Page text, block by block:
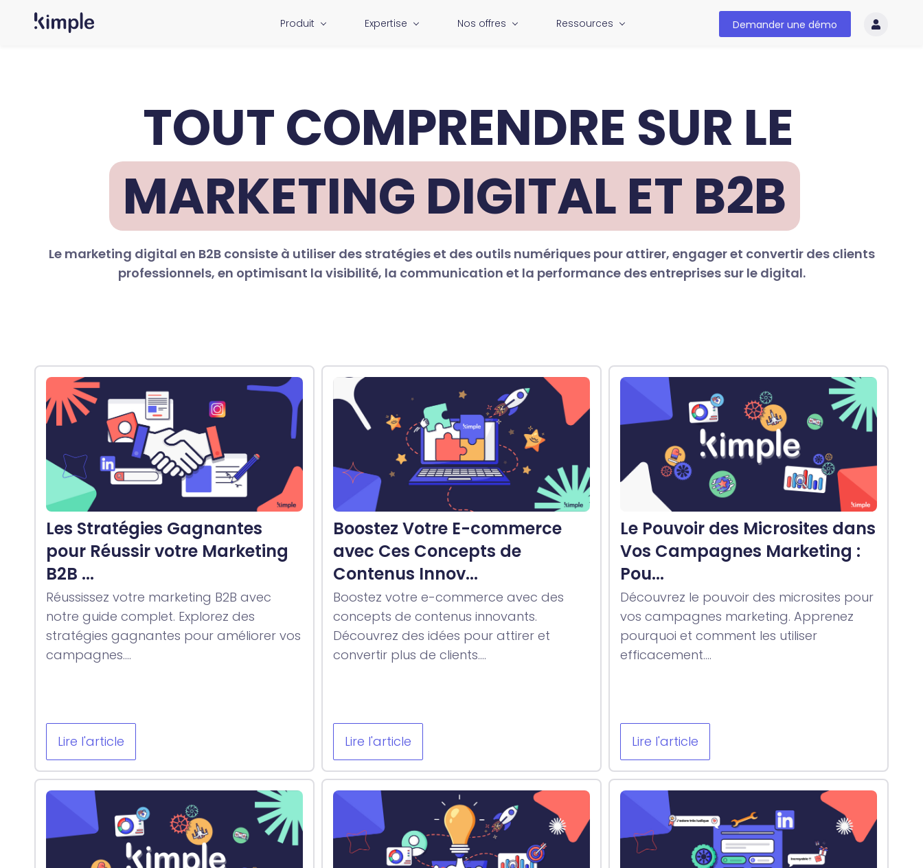
Produit Expertise Nos offres Ressources Demander une démo
TOUT COMPRENDRE SUR LE
MARKETING DIGITAL ET B2B
Le marketing digital en B2B consiste à utiliser des stratégies et des outils numériques pour attirer, engager et convertir des clients
professionnels, en optimisant la visibilité, la communication et la performance des entreprises sur le digital.
Les Stratégies Gagnantes
pour Réussir votre Marketing
B2B ...
Réussissez votre marketing B2B avec
notre guide complet. Explorez des
stratégies gagnantes pour améliorer vos
campagnes....
Lire l'article
Boostez Votre E-commerce
avec Ces Concepts de
Contenus Innov...
Boostez votre e-commerce avec des
concepts de contenus innovants.
Découvrez des idées pour attirer et
convertir plus de clients....
Lire l'article
Le Pouvoir des Microsites dans
Vos Campagnes Marketing :
Pou...
Découvrez le pouvoir des microsites pour
vos campagnes marketing. Apprenez
pourquoi et comment les utiliser
efficacement....
Lire l'article